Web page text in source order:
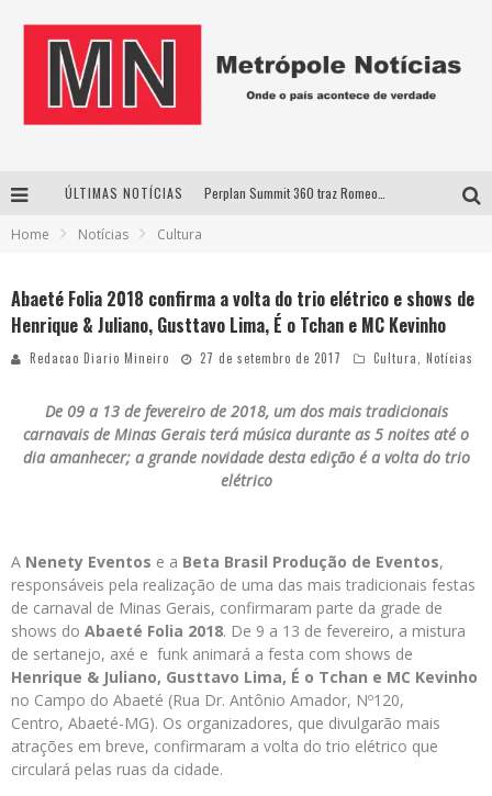
ÚLTIMAS NOTÍCIAS
Agosto Dourado: apoio, informação e acolhimento fortalecem o sucesso da amamentação
Home Notícias Cultura
Abaeté Folia 2018 confirma a volta do trio elétrico e shows de
Henrique & Juliano, Gusttavo Lima, É o Tchan e MC Kevinho
Redacao Diario Mineiro 27 de setembro de 2017 Cultura Notícias
De 09 a 13 de fevereiro de 2018, um dos mais tradicionais
carnavais de Minas Gerais terá música durante as 5 noites até o
dia amanhecer; a grande novidade desta edição é a volta do trio
elétrico
A Nenety Eventos e a Beta Brasil Produção de Eventos,
responsáveis pela realização de uma das mais tradicionais festas
de carnaval de Minas Gerais, confirmaram parte da grade de
shows do Abaeté Folia 2018. De 9 a 13 de fevereiro, a mistura
de sertanejo, axé e funk animará a festa com shows de
Henrique & Juliano, Gusttavo Lima, É o Tchan e MC Kevinho
no Campo do Abaeté (Rua Dr. Antônio Amador, Nº120,
Centro, Abaeté-MG). Os organizadores, que divulgarão mais
atrações em breve, confirmaram a volta do trio elétrico que
circulará pelas ruas da cidade.